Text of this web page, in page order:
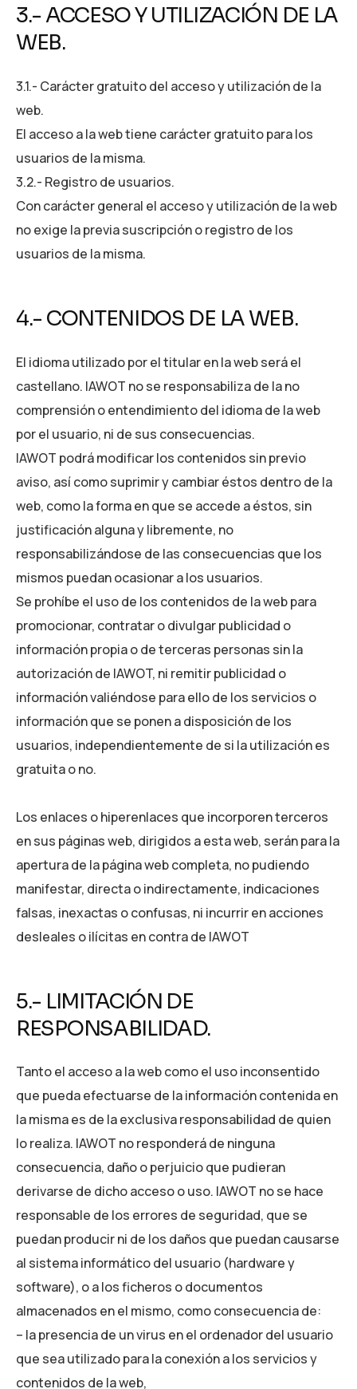
3.- ACCESO Y UTILIZACIÓN DE LA
WEB.
3.1.- Carácter gratuito del acceso y utilización de la
web.
El acceso a la web tiene carácter gratuito para los
usuarios de la misma.
3.2.- Registro de usuarios.
Con carácter general el acceso y utilización de la web
no exige la previa suscripción o registro de los
usuarios de la misma.
4.- CONTENIDOS DE LA WEB.
El idioma utilizado por el titular en la web será el
castellano. IAWOT no se responsabiliza de la no
comprensión o entendimiento del idioma de la web
por el usuario, ni de sus consecuencias.
IAWOT podrá modificar los contenidos sin previo
aviso, así como suprimir y cambiar éstos dentro de la
web, como la forma en que se accede a éstos, sin
justificación alguna y libremente, no
responsabilizándose de las consecuencias que los
mismos puedan ocasionar a los usuarios.
Se prohíbe el uso de los contenidos de la web para
promocionar, contratar o divulgar publicidad o
información propia o de terceras personas sin la
autorización de IAWOT, ni remitir publicidad o
información valiéndose para ello de los servicios o
información que se ponen a disposición de los
usuarios, independientemente de si la utilización es
gratuita o no.
Los enlaces o hiperenlaces que incorporen terceros
en sus páginas web, dirigidos a esta web, serán para la
apertura de la página web completa, no pudiendo
manifestar, directa o indirectamente, indicaciones
falsas, inexactas o confusas, ni incurrir en acciones
desleales o ilícitas en contra de IAWOT
5.- LIMITACIÓN DE
RESPONSABILIDAD.
Tanto el acceso a la web como el uso inconsentido
que pueda efectuarse de la información contenida en
la misma es de la exclusiva responsabilidad de quien
lo realiza. IAWOT no responderá de ninguna
consecuencia, daño o perjuicio que pudieran
derivarse de dicho acceso o uso. IAWOT no se hace
responsable de los errores de seguridad, que se
puedan producir ni de los daños que puedan causarse
al sistema informático del usuario (hardware y
software), o a los ficheros o documentos
almacenados en el mismo, como consecuencia de:
– la presencia de un virus en el ordenador del usuario
que sea utilizado para la conexión a los servicios y
contenidos de la web,